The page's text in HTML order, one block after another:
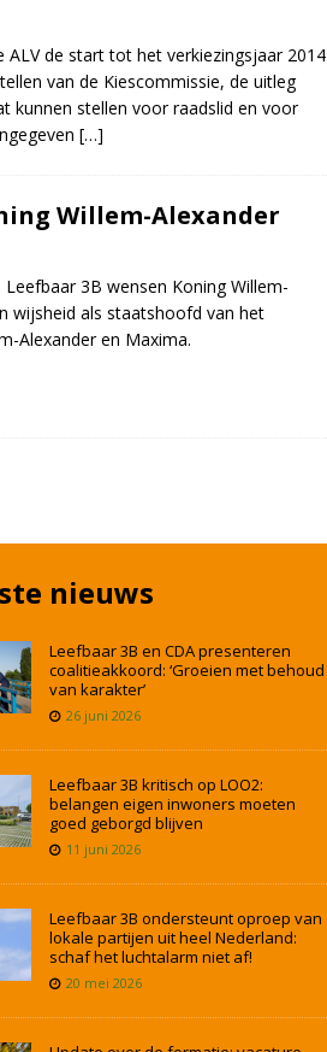
ALV de start tot het verkiezingsjaar 2014
van de Kiescommissie, de uitleg
kunnen stellen voor raadslid en voor
[…]
Willem-Alexander
3B wensen Koning Willem-
wijsheid als staatshoofd van het
Alexander en Maxima.
nieuws
Leefbaar 3B en CDA presenteren
coalitieakkoord: ‘Groeien met behoud
van karakter’
26 juni 2026
Leefbaar 3B kritisch op LOO2:
belangen eigen inwoners moeten
goed geborgd blijven
11 juni 2026
Leefbaar 3B ondersteunt oproep van
lokale partijen uit heel Nederland:
schaf het luchtalarm niet af!
20 mei 2026